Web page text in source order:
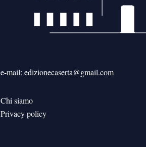
e-mail: edizionecaserta@gmail.com
Chi siamo
Privacy policy